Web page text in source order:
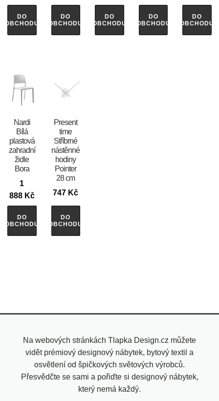
DO
OBCHODU
DO
OBCHODU
DO
OBCHODU
DO
OBCHODU
DO
OBCHODU
Nardi
Bílá
plastová
zahradní
židle
Bora
1
888 Kč
DO
OBCHODU
Present
time
Stříbrné
nástěnné
hodiny
Pointer
28 cm
747 Kč
DO
OBCHODU
Na webových stránkách Tlapka Design.cz můžete
vidět prémiový designový nábytek, bytový textil a
osvětlení od špičkových světových výrobců.
Přesvědčte se sami a pořiďte si designový nábytek,
který nemá každý.